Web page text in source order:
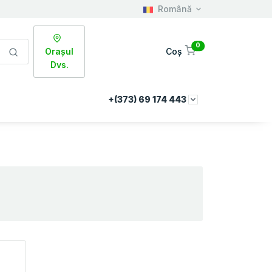
Română
Orașul
Dvs.
Coș
0
+(373) 69 174 443